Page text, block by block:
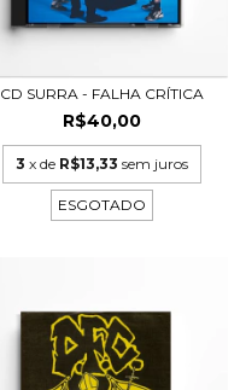
CD SURRA - FALHA CR​Í​TICA
R$40,00
3 x de R$13,33 sem juros
ESGOTADO